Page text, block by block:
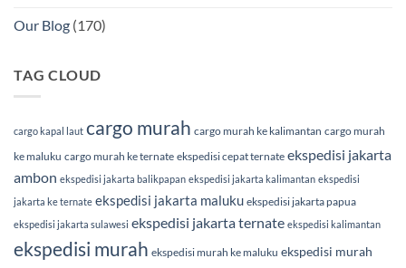
Our Blog (170)
TAG CLOUD
cargo kapal laut cargo murah cargo murah ke kalimantan cargo murah
ke maluku cargo murah ke ternate ekspedisi cepat ternate ekspedisi jakarta
ambon ekspedisi jakarta balikpapan ekspedisi jakarta kalimantan ekspedisi
jakarta ke ternate ekspedisi jakarta maluku ekspedisi jakarta papua
ekspedisi jakarta sulawesi ekspedisi jakarta ternate ekspedisi kalimantan
ekspedisi murah ekspedisi murah ke maluku ekspedisi murah